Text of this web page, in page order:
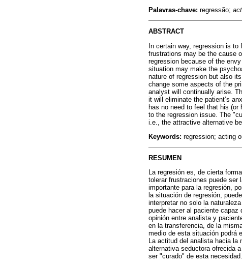
Palavras-chave: regressão;
ABSTRACT
In certain way, regression is
frustrations may be the cause
regression because of the
situation may make the
nature of regression but also
change some aspects of the
analyst will continually arise.
it will eliminate the patient’s
has no need to feel that his (or
to the regression issue. The
i.e., the attractive alternative
Keywords: regression; acting
RESUMEN
La regresión es, de cierta
tolerar frustraciones puede
importante para la regresión,
la situación de regresión,
interpretar no solo la
puede hacer al paciente
opinión entre analista y
en la transferencia, de la
medio de esta situación podrá
La actitud del analista hacia la
alternativa seductora ofrecida
ser "curado" de esta necesidad.